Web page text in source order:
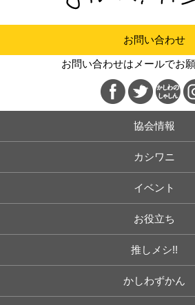
お問い合わせ
お問い合わせはメールでお願
協会情報
カシワニ
イベント
お役立ち
推しメシ!!
かしわずかん